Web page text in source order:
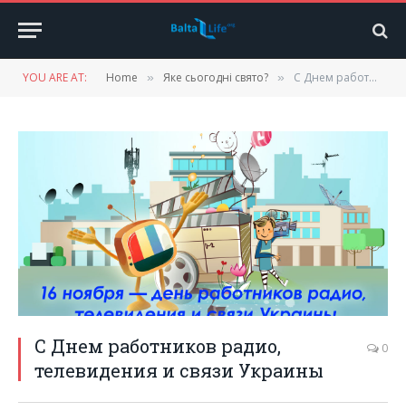
YOU ARE AT: Home » Яке сьогодні свято? » С Днем работников радио, телевидения и связи Украины
С Днем работников радио,
телевидения и связи Украины
0